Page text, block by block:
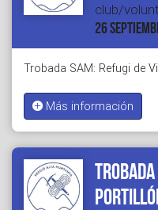
club/
26
Trobada SAM: Refugi de
Más información
Trobada